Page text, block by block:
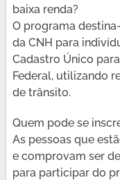
baixa renda?
O programa
da CNH para
Cadastro Único
Federal, utilizando
de trânsito.
Quem pode se
As pessoas que
e comprovam ser
para participar do